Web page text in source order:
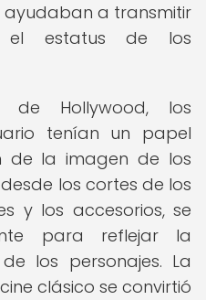
a transmitir
el estatus de los
Hollywood, los
tenían un papel
de la imagen de los
los cortes de los
y los accesorios, se
para reflejar la
los personajes. La
clásico se convirtió